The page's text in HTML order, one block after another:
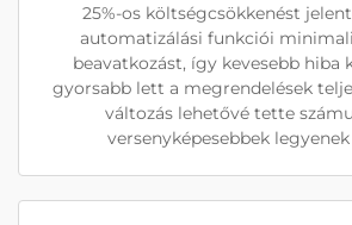
25%-os költségcsökkenést
automatizálási funkciói
beavatkozást, így kevesebb hiba
gyorsabb lett a megrendelések
változás lehetővé tette
versenyképesebbek